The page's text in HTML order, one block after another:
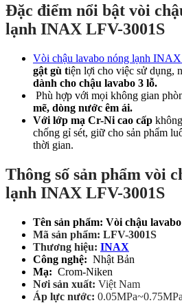
Đặc điểm nổi bật vòi
lạnh INAX LFV-3001S
Vòi chậu lavabo nóng lạnh INAX
gật gù tiện lợi cho việc sử dụng,
dành cho chậu lavabo 3 lỗ.
Phù hợp với mọi không gian
mẽ, dòng nước êm ái.
Với lớp mạ Cr-Ni cao cấp
chống gỉ sét, giữ cho sản phẩm
thời gian.
Thông số sản phẩm vòi
lạnh INAX LFV-3001S
Tên sản phẩm: Vòi chậu
Mã sản phẩm: LFV-3001S
Thương hiệu: INAX
Công nghệ: Nhật Bản
Mạ: Crom-Niken
Nơi sản xuất: Việt Nam
Áp lực nước: 0.05MPa~0.75MPa